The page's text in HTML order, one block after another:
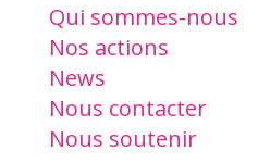
Qui sommes-nous
Nos actions
News
Nous contacter
Nous soutenir